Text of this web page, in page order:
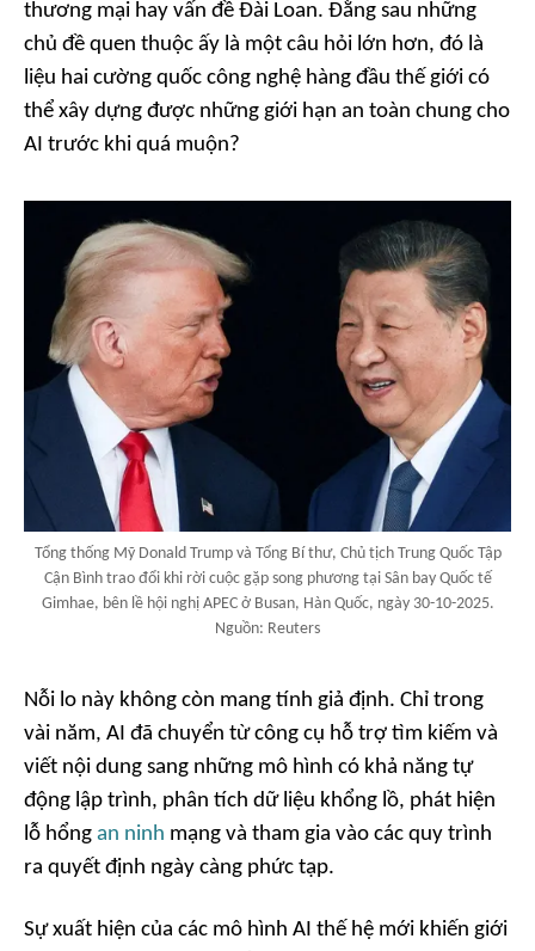
thương mại hay vấn đề Đài Loan. Đằng sau những
chủ đề quen thuộc ấy là một câu hỏi lớn hơn, đó là
liệu hai cường quốc công nghệ hàng đầu thế giới có
thể xây dựng được những giới hạn an toàn chung cho
AI trước khi quá muộn?
Tổng thống Mỹ Donald Trump và Tổng Bí thư, Chủ tịch Trung Quốc Tập
Cận Bình trao đổi khi rời cuộc gặp song phương tại Sân bay Quốc tế
Gimhae, bên lề hội nghị APEC ở Busan, Hàn Quốc, ngày 30-10-2025.
Nguồn: Reuters
Nỗi lo này không còn mang tính giả định. Chỉ trong
vài năm, AI đã chuyển từ công cụ hỗ trợ tìm kiếm và
viết nội dung sang những mô hình có khả năng tự
động lập trình, phân tích dữ liệu khổng lồ, phát hiện
lỗ hổng an ninh mạng và tham gia vào các quy trình
ra quyết định ngày càng phức tạp.
Sự xuất hiện của các mô hình AI thế hệ mới khiến giới